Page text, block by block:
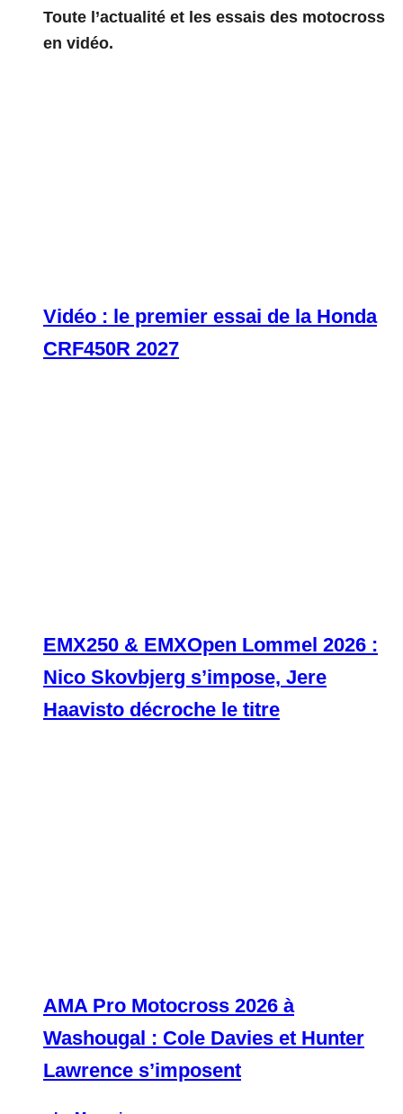
Toute l’actualité et les essais des motocross
en vidéo.
Vidéo : le premier essai de la Honda
CRF450R 2027
EMX250 & EMXOpen Lommel 2026 :
Nico Skovbjerg s’impose, Jere
Haavisto décroche le titre
AMA Pro Motocross 2026 à
Washougal : Cole Davies et Hunter
Lawrence s’imposent